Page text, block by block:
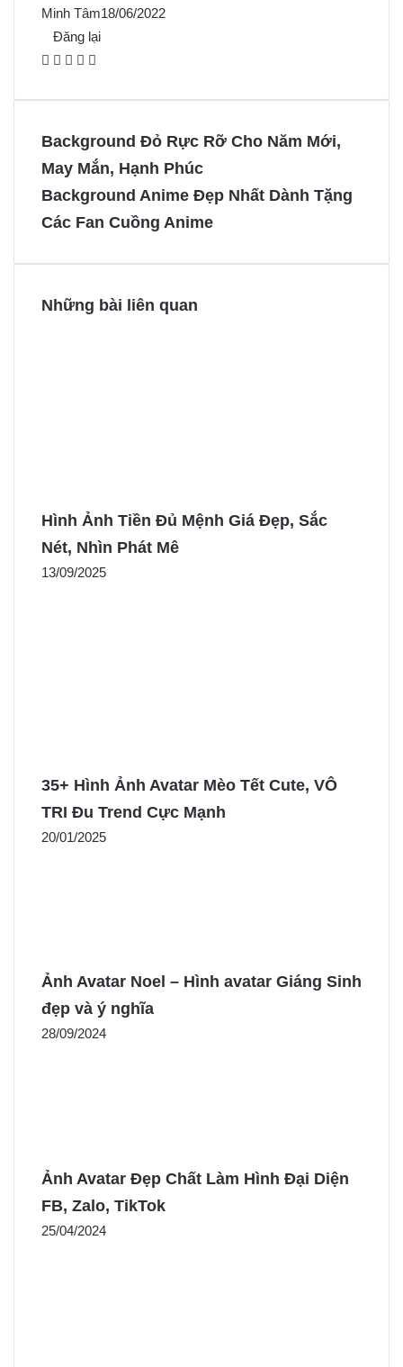
Minh Tâm18/06/2022
Đăng lại
F
o
o
k
X P
e
r
e
s
M
e
n
g
e
n
g
e
Background Đỏ Rực Rỡ Cho Năm Mới,
May Mắn, Hạnh Phúc
Background Anime Đẹp Nhất Dành Tặng
Các Fan Cuồng Anime
Những bài liên quan
Hình Ảnh Tiền Đủ Mệnh Giá Đẹp, Sắc
Nét, Nhìn Phát Mê
13/09/2025
35+ Hình Ảnh Avatar Mèo Tết Cute, VÔ
TRI Đu Trend Cực Mạnh
20/01/2025
Ảnh Avatar Noel – Hình avatar Giáng Sinh
đẹp và ý nghĩa
28/09/2024
Ảnh Avatar Đẹp Chất Làm Hình Đại Diện
FB, Zalo, TikTok
25/04/2024